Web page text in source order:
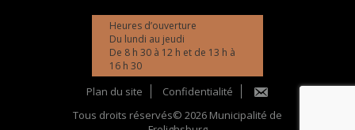
Heures d’ouverture
Du lundi au jeudi
De 8 h 30 à 12 h et de 13 h à
16 h 30
Plan du site
Confidentialité
Tous droits réservés© 2026 Municipalité de